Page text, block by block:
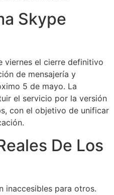
Skype
viernes el cierre definitivo
de mensajería y
5 de mayo. La
el servicio por la versión
con el objetivo de unificar
De Los
inaccesibles para otros.